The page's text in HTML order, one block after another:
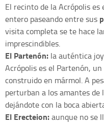
El recinto de la Acrópolis es
entero paseando entre sus
visita completa se te hace
imprescindibles.
El Partenón: la auténtica
Acrópolis es el Partenón,
construido en mármol. A
perturban a los amantes
dejándote con la boca
El Erecteion:aunque no se